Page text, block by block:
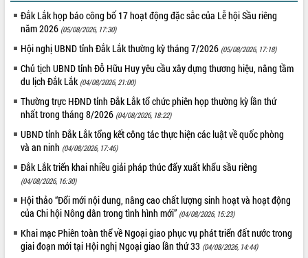
THỐNG KÊ TRUY CẬP
Hôm nay:
14844
Tất cả: 65990986
Đắk Lắk họp báo công bố 17 hoạt động đặc sắc của Lễ hội Sầu riêng
năm 2026 (05/08/2026, 17:30)
Hội nghị UBND tỉnh Đắk Lắk thường kỳ tháng 7/2026 (05/08/2026, 17:18)
Chủ tịch UBND tỉnh Đỗ Hữu Huy yêu cầu xây dựng thương hiệu, nâng tầm
du lịch Đắk Lắk (04/08/2026, 21:00)
Thường trực HĐND tỉnh Đắk Lắk tổ chức phiên họp thường kỳ lần thứ
nhất trong tháng 8/2026 (04/08/2026, 18:22)
UBND tỉnh Đắk Lắk tổng kết công tác thực hiện các luật về quốc phòng
và an ninh (04/08/2026, 17:46)
Đắk Lắk triển khai nhiều giải pháp thúc đẩy xuất khẩu sầu riêng
(04/08/2026, 16:30)
Hội thảo “Đổi mới nội dung, nâng cao chất lượng sinh hoạt và hoạt động
của Chi hội Nông dân trong tình hình mới” (04/08/2026, 15:23)
Khai mạc Phiên toàn thể về Ngoại giao phục vụ phát triển đất nước trong
giai đoạn mới tại Hội nghị Ngoại giao lần thứ 33 (04/08/2026, 14:44)